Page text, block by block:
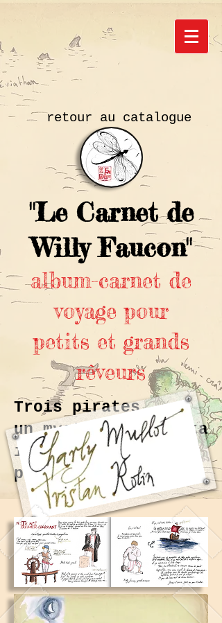
retour au catalogue
"Le Carnet de
Willy Faucon"
album-carnet de
voyage pour
petits et grands
rêveurs
Trois pirates,
un mystérieux capita
ine et un rêve à
poursuive...